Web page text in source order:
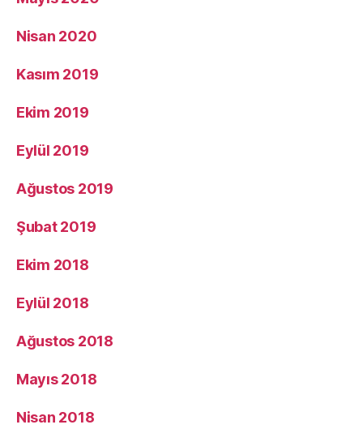
Nisan 2020
Kasım 2019
Ekim 2019
Eylül 2019
Ağustos 2019
Şubat 2019
Ekim 2018
Eylül 2018
Ağustos 2018
Mayıs 2018
Nisan 2018